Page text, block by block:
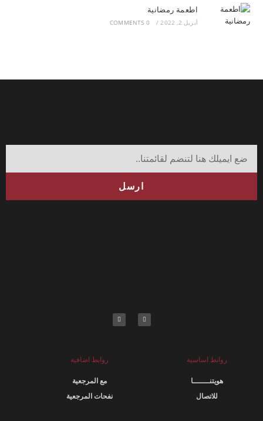
اطعمة رمضانية
أبريل 2, 2022 /
0 COMMENTS
ارسل
روابط اساسية
هويتنـــــــا
للاتصال
روابط اضافية
مع المرجعية
نفحات المرجعية